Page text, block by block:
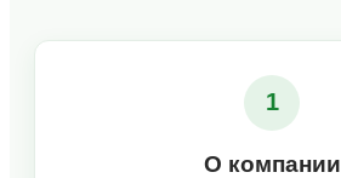
1
О компании